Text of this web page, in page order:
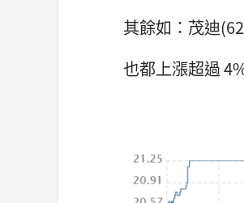
其餘如：茂迪
也都上漲超過